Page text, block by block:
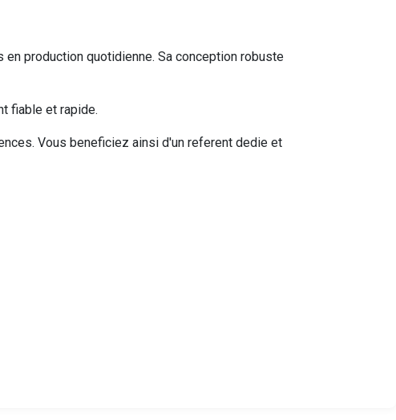
production quotidienne. Sa conception robuste
fiable et rapide.
Vous beneficiez ainsi d'un referent dedie et